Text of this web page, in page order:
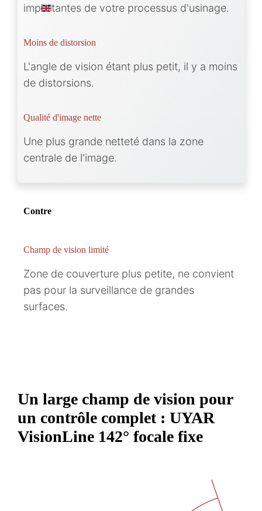
EN
importantes de votre processus d'usinage.
Moins de distorsion
L'angle de vision étant plus petit, il y a moins
de distorsions.
Qualité d'image nette
Une plus grande netteté dans la zone
centrale de l'image.
Contre
Champ de vision limité
Zone de couverture plus petite, ne convient
pas pour la surveillance de grandes
surfaces.
Un large champ de vision pour
un contrôle complet : UYAR
VisionLine 142° focale fixe